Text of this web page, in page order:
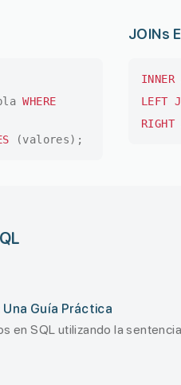
WHERE
(valores);
JOINs
INNER
LEFT
RIGHT
Guía Práctica
en SQL utilizando la